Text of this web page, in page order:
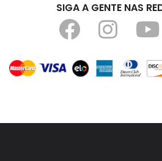
SIGA A GENTE NAS